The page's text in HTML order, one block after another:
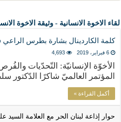
لقاء الاخوة الانسانية - وثيقة الاخوة
كلمة الكاردينال بشارة بطرس الراعي
6 فبراير، 2019 4,693
الأخوّة الإنسانيّة: التّحدّيات
المؤتمر العالميّ شاكرًا الدّكتور
أكمل القراءة »
حوار إذاعة لبنان الحر مع العلامة السيد